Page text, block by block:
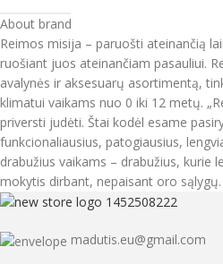
About brand
Reimos misija – paruošti ateinančią
ruošiant juos ateinančiam pasauliui.
avalynės ir aksesuarų asortimentą,
klimatui vaikams nuo 0 iki 12 metų.
priversti judėti. Štai kodėl esame
funkcionaliausius, patogiausius,
drabužius vaikams – drabužius, kurie
mokytis dirbant, nepaisant oro sąlygų.
madutis.eu@gmail.com